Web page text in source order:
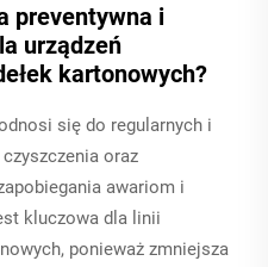
preventywna i
urządzeń
kartonowych?
się do regularnych i
oraz
awariom i
kluczowa dla linii
ponieważ zmniejsza